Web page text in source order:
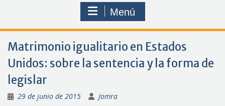
Menú
Matrimonio igualitario en Estados
Unidos: sobre la sentencia y la forma de
legislar
29 de junio de 2015 Jomra